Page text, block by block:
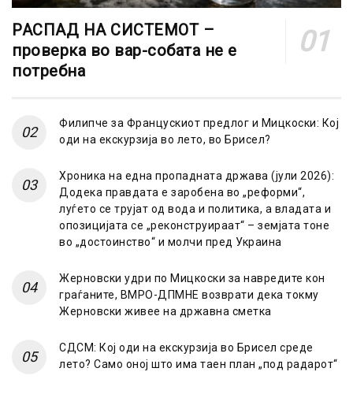
РАСПАД НА СИСТЕМОТ –
проверка во вар-собата не е
потребна
Филипче за Францускиот предлог и Мицкоски: Кој
оди на екскурзија во лето, во Брисел?
Хроника на една пропадната држава (јули 2026):
Додека правдата е заробена во „реформи“,
луѓето се трујат од вода и политика, а владата и
опозицијата се „реконструираат“ – земјата тоне
во „достоинство“ и молчи пред Украина
Жерновски удри по Мицкоски за навредите кон
граѓаните, ВМРО-ДПМНЕ возврати дека токму
Жерновски живее на државна сметка
СДСМ: Кој оди на екскурзија во Брисел среде
лето? Само оној што има таен план „под радарот“